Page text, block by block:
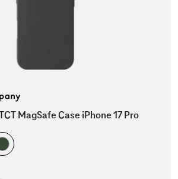
MagSafe Case iPhone 17 Pro